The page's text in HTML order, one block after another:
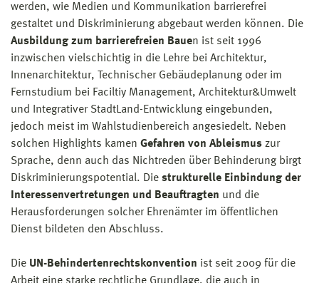
werden, wie Medien und Kommunikation barrierefrei
gestaltet und Diskriminierung abgebaut werden können. Die
Ausbildung zum barrierefreien Bauen ist seit 1996
inzwischen vielschichtig in die Lehre bei Architektur,
Innenarchitektur, Technischer Gebäudeplanung oder im
Fernstudium bei Faciltiy Management, Architektur&Umwelt
und Integrativer StadtLand-Entwicklung eingebunden,
jedoch meist im Wahlstudienbereich angesiedelt. Neben
solchen Highlights kamen Gefahren von Ableismus zur
Sprache, denn auch das Nichtreden über Behinderung birgt
Diskriminierungspotential. Die strukturelle Einbindung der
Interessenvertretungen und Beauftragten und die
Herausforderungen solcher Ehrenämter im öffentlichen
Dienst bildeten den Abschluss.
Die UN-Behindertenrechtskonvention ist seit 2009 für die
Arbeit eine starke rechtliche Grundlage, die auch in